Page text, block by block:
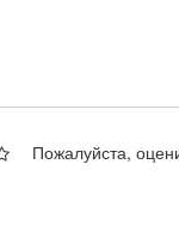
Пожалуйста,